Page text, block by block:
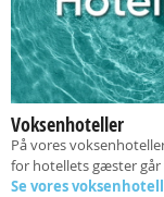
Voksenhoteller
På vores
for hotellets gæster går
Se vores